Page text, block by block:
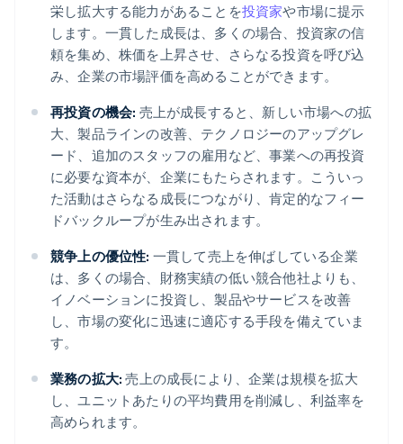
栄し拡大する能力があることを投資家や市場に提示
します。一貫した成長は、多くの場合、投資家の信
頼を集め、株価を上昇させ、さらなる投資を呼び込
み、企業の市場評価を高めることができます。
再投資の機会: 売上が成長すると、新しい市場への拡
大、製品ラインの改善、テクノロジーのアップグレ
ード、追加のスタッフの雇用など、事業への再投資
に必要な資本が、企業にもたらされます。こういっ
た活動はさらなる成長につながり、肯定的なフィー
ドバックループが生み出されます。
競争上の優位性: 一貫して売上を伸ばしている企業
は、多くの場合、財務実績の低い競合他社よりも、
イノベーションに投資し、製品やサービスを改善
し、市場の変化に迅速に適応する手段を備えていま
す。
業務の拡大: 売上の成長により、企業は規模を拡大
し、ユニットあたりの平均費用を削減し、利益率を
高められます。